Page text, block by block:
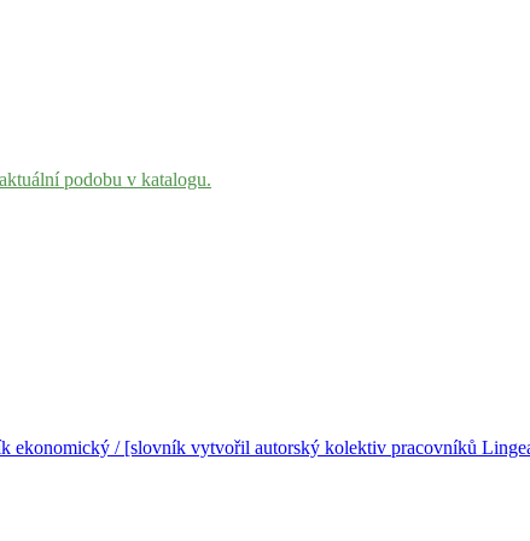
podobu v katalogu.
ekonomický / [slovník vytvořil autorský kolektiv pracovníků